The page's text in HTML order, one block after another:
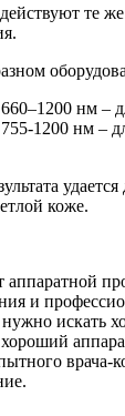
те
нм –
1200 нм –
коже.
аппаратной
и
искать
врача-